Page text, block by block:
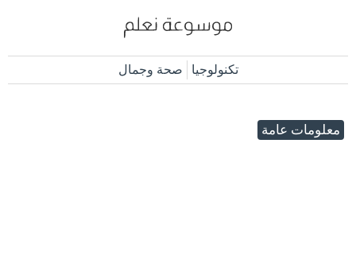
تكنولوجيا صحة وجمال
معلومات عامة